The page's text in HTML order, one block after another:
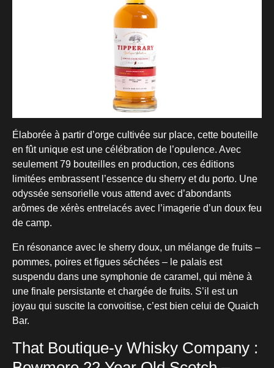
Élaborée à partir d’orge cultivée sur place, cette bouteille
en fût unique est une célébration de l’opulence. Avec
seulement 79 bouteilles en production, ces éditions
limitées embrassent l’essence du sherry et du porto. Une
odyssée sensorielle vous attend avec d’abondants
arômes de xérès entrelacés avec l’imagerie d’un doux feu
de camp.
En résonance avec le sherry doux, un mélange de fruits –
pommes, poires et figues séchées – le palais est
suspendu dans une symphonie de caramel, qui mène à
une finale persistante et chargée de fruits. S’il est un
joyau qui suscite la convoitise, c’est bien celui de Quaich
Bar.
That Boutique-y Whisky Company :